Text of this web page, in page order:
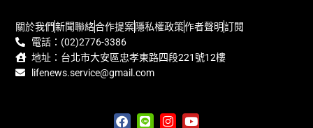
關於我們新聞聯絡合作提案隱私權政策作者聲明訂閱
電話：(02)2776-3386
地址：台北市大安區忠孝東路四段221號12樓
lifenews.service@gmail.com